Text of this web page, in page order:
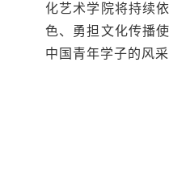
化艺术学院将持续
色、勇担文化传播
中国青年学子的风采